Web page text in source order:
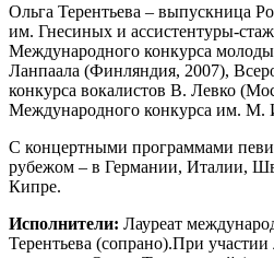
Ольга Терентьева – выпускница
им. Гнесиных и ассистентуры-
Международного конкурса
Ланпаала (Финляндия, 2007),
конкурса вокалистов В. Левко
Международного конкурса им. М.
С концертными программами
рубежом – в Германии, Италии,
Кипре.
Исполнители: Лауреат
Терентьева (сопрано).При